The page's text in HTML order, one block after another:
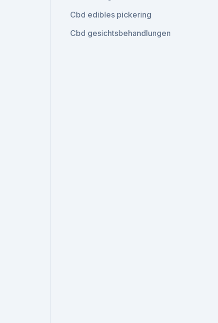
Cbd edibles pickering
Cbd gesichtsbehandlungen